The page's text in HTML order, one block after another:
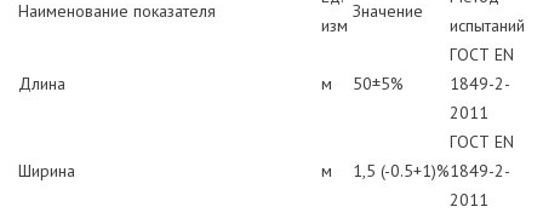
Наименование показателя
изм
Значение
испытаний
Длина м 50±5%
ГОСТ EN
1849-2-
2011
Ширина м 1,5 (-0.5+1)%
ГОСТ EN
1849-2-
2011